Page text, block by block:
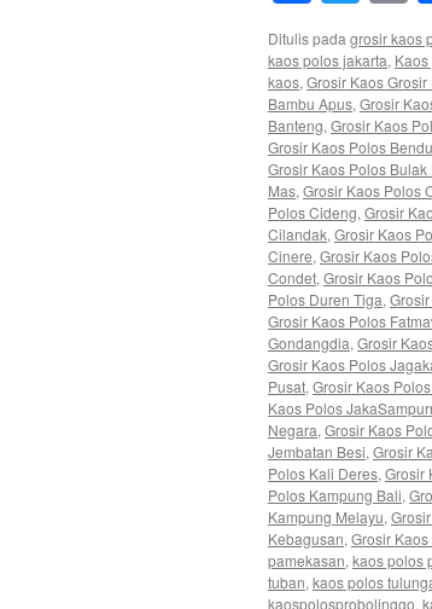
Ditulis pada grosir kaos
kaos polos jakarta,
kaos, Grosir Kaos
Bambu Apus, Grosir
Banteng, Grosir Kaos
Grosir Kaos Polos
Grosir Kaos Polos Bulak
Mas, Grosir Kaos Polos
Polos Cideng, Grosir
Cilandak, Grosir Kaos
Cinere, Grosir Kaos
Condet, Grosir Kaos
Polos Duren Tiga,
Grosir Kaos Polos
Gondangdia, Grosir
Grosir Kaos Polos
Pusat, Grosir Kaos
Kaos Polos
Negara, Grosir Kaos
Jembatan Besi, Grosir
Polos Kali Deres, Grosir
Polos Kampung Bali,
Kampung Melayu,
Kebagusan, Grosir
pamekasan, kaos polos
tuban, kaos polos
kaospolosprobolinggo,